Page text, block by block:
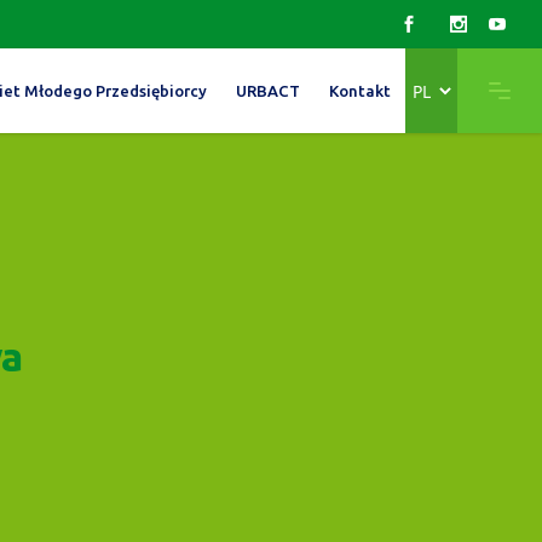
Młodego Przedsiębiorcy URBACT Kontakt
język